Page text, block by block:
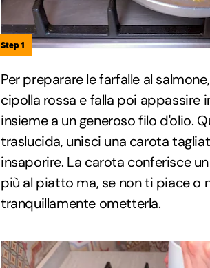
Step 1
Per preparare le farfalle al
cipolla rossa e falla poi appassire
insieme a un generoso filo d'olio.
traslucida, unisci una carota
insaporire. La carota conferisce
più al piatto ma, se non ti piace o
tranquillamente ometterla.